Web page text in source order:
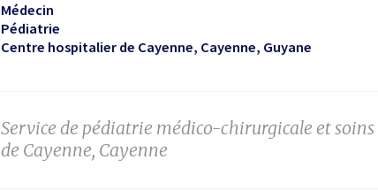
Médecin
Pédiatrie
Centre hospitalier de Cayenne Cayenne, Guyane
Service de pédiatrie médico-chirurgicale et
de Cayenne, Cayenne